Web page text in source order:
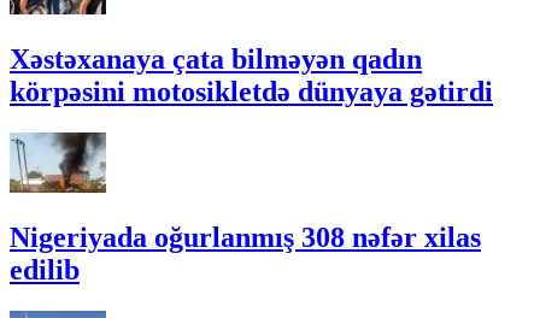
Xəstəxanaya çata bilməyən qadın
körpəsini motosikletdə dünyaya gətirdi
Nigeriyada oğurlanmış 308 nəfər xilas
edilib